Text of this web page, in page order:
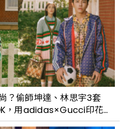
？偷師坤達、林思宇3套
，用adidas×Gucci印花運
超潮OOTD！